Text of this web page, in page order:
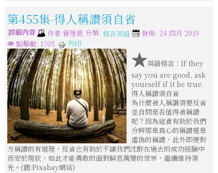
第455集-得人稱讚須自省
詳細內容 作者 管理員 分類: 格言英語
發佈: 24 四月 2019
點擊數: 1705
列印
★英語格言：If they
say you are good, ask
yourself if it be true.
得人稱讚須自省
為什麼被人稱讃須要反省
並自問是否值得被稱讚
呢？因為這會有助於我們
分辨那是真心的稱讚還是
虛偽的稱讚，此外即便對
方稱讚的有道理，反省也有助於不讓我們沈醉在過去的成功經驗中
而安於現狀，如此才能勇敢的面對瞬息萬變的世界，繼續維持領
先。(圖:Pixabay網站)